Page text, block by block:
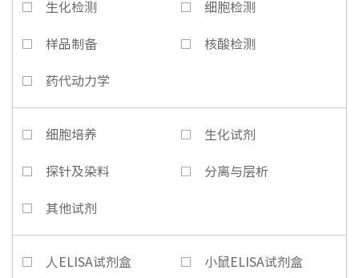
生化检测 细胞检测
样品制备 核酸检测
药代动力学
细胞培养 生化试剂
探针及染料 分离与层析
其他试剂
人ELISA试剂盒 小鼠ELISA试剂盒